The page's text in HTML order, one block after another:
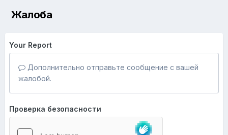
Жалоба
Your Report
Дополнительно отправьте сообщение с вашей
жалобой.
Проверка безопасности